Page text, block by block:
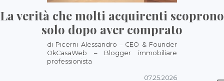
La verità che molti acquirenti scoprono
solo dopo aver comprato
di Picerni Alessandro – CEO & Founder
OkCasaWeb – Blogger immobiliare
professionista
07.25.2026